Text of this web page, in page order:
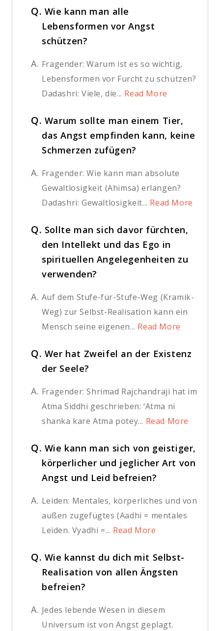
Q. Wie kann man alle
Lebensformen vor Angst
schützen?
A. Fragender: Warum ist es so wichtig,
Lebensformen vor Furcht zu schützen?
Dadashri: Viele, die... Read More
Q. Warum sollte man einem Tier,
das Angst empfinden kann, keine
Schmerzen zufügen?
A. Fragender: Wie kann man absolute
Gewaltlosigkeit (Ahimsa) erlangen?
Dadashri: Gewaltlosigkeit... Read More
Q. Sollte man sich davor fürchten,
den Intellekt und das Ego in
spirituellen Angelegenheiten zu
verwenden?
A. Auf dem Stufe-für-Stufe-Weg (Kramik-
Weg) zur Selbst-Realisation kann ein
Mensch seine eigenen... Read More
Q. Wer hat Zweifel an der Existenz
der Seele?
A. Fragender: Shrimad Rajchandraji hat im
Atma Siddhi geschrieben: ‘Atma ni
shanka kare Atma potey... Read More
Q. Wie kann man sich von geistiger,
körperlicher und jeglicher Art von
Angst und Leid befreien?
A. Leiden: Mentales, körperliches und von
außen zugefügtes (Aadhi = mentales
Leiden. Vyadhi =... Read More
Q. Wie kannst du dich mit Selbst-
Realisation von allen Ängsten
befreien?
A. Jedes lebende Wesen in diesem
Universum ist von Angst geplagt.